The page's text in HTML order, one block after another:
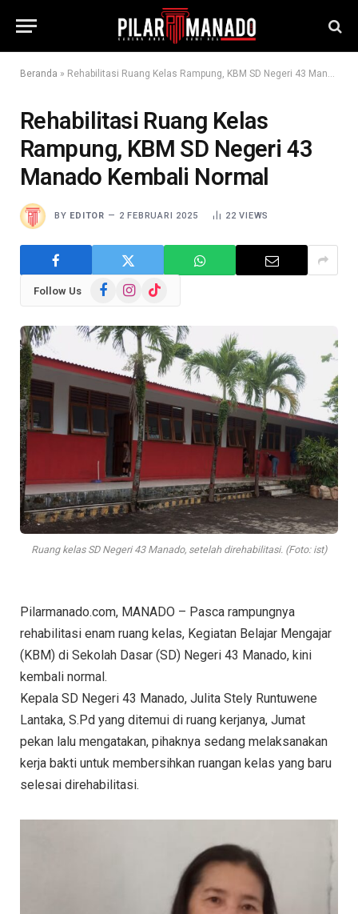
Beranda » Rehabilitasi Ruang Kelas Rampung, KBM SD Negeri 43 Manado Kembali Normal
Rehabilitasi Ruang Kelas
Rampung, KBM SD Negeri 43
Manado Kembali Normal
BY EDITOR 2 FEBRUARI 2025 22VIEWS
Follow Us FacebookInstagram
TikTok
Ruang kelas SD Negeri 43 Manado, setelah direhabilitasi. (Foto: ist)
Pilarmanado.com, MANADO – Pasca rampungnya
rehabilitasi enam ruang kelas, Kegiatan Belajar Mengajar
(KBM) di Sekolah Dasar (SD) Negeri 43 Manado, kini
kembali normal.
Kepala SD Negeri 43 Manado, Julita Stely Runtuwene
Lantaka, S.Pd yang ditemui di ruang kerjanya, Jumat
pekan lalu mengatakan, pihaknya sedang melaksanakan
kerja bakti untuk membersihkan ruangan kelas yang baru
selesai direhabilitasi.